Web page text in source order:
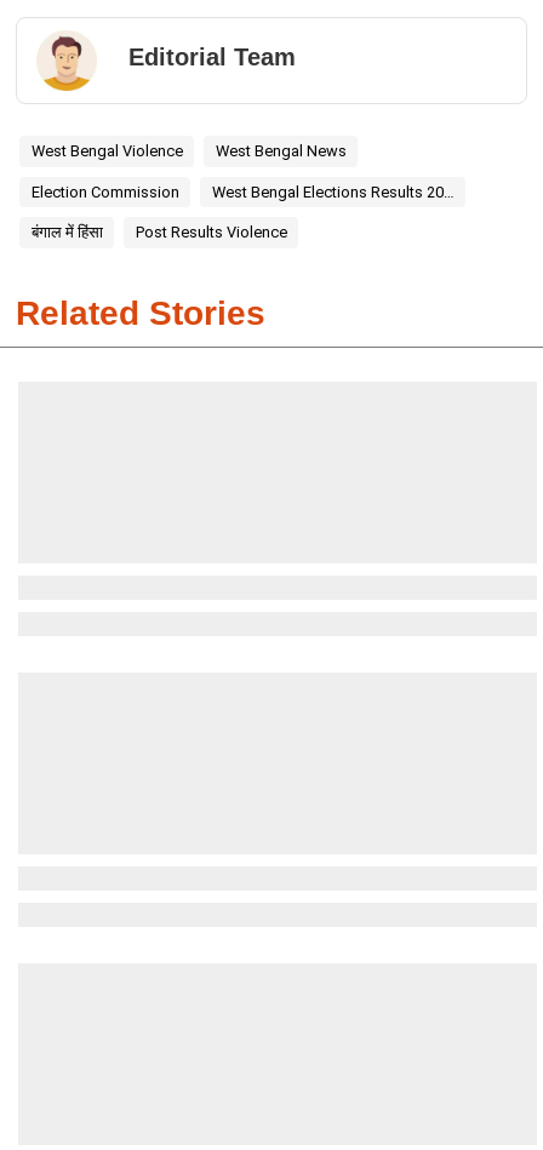
Editorial Team
West Bengal Violence West Bengal News
Election Commission West Bengal Elections Results 2026
बंगाल में हिंसा Post Results Violence
Related Stories